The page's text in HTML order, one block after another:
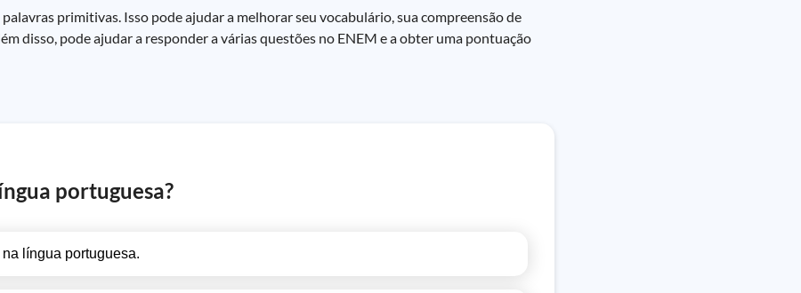
primitivas. Isso pode ajudar a melhorar seu vocabulário, sua compreensão de
disso, pode ajudar a responder a várias questões no ENEM e a obter uma pontuação
portuguesa?
língua portuguesa.